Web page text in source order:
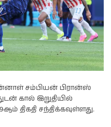
சம்பியன் பிரான்ஸ்
கால் இறுதியில்
திகதி சந்திக்கவுள்ளது.